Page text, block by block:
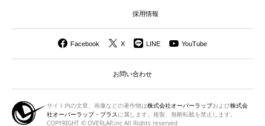
採用情報
Facebook X LINE YouTube
お問い合わせ
サイト内の文章、画像などの著作物は株式会社オーバーラップおよび株式会
社オーバーラップ・プラス に属します。複製、無断転載を禁止します。
COPYRIGHT © OVERLAP,inc All Rights reserved